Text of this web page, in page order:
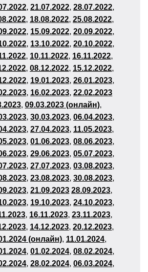
, 21.07.2022, 28.07.2022,
, 18.08.2022, 25.08.2022,
, 15.09.2022, 20.09.2022,
, 13.10.2022, 20.10.2022,
, 10.11.2022, 16.11.2022,
.2022, 08.12.2022, 15.12.2022,
, 19.01.2023, 26.01.2023,
, 16.02.2023, 22.02.2023
, 09.03.2023 (онлайн),
, 30.03.2023, 06.04.2023,
, 27.04.2023, 11.05.2023,
, 01.06.2023, 08.06.2023,
, 29.06.2023, 05.07.2023,
, 27.07.2023, 03.08.2023,
, 23.08.2023, 30.08.2023,
, 21.09.2023 28.09.2023,
, 19.10.2023, 24.10.2023,
, 16.11.2023, 23.11.2023,
, 14.12.2023, 20.12.2023,
(онлайн), 11.01.2024,
, 01.02.2024, 08.02.2024,
, 28.02.2024, 06.03.2024,